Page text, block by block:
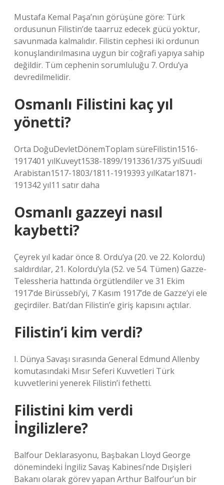
Mustafa Kemal Paşa’nın görüşüne göre: Türk
ordusunun Filistin’de taarruz edecek gücü yoktur,
savunmada kalmalıdır. Filistin cephesi iki ordunun
konuşlandırılmasına uygun bir coğrafi yapıya sahip
değildir. Tüm cephenin sorumluluğu 7. Ordu’ya
devredilmelidir.
Osmanlı Filistini kaç yıl
yönetti?
Orta DoğuDevletDönemToplam süreFilistin1516-
1917401 yılKuveyt1538-1899/1913361/375 yılSuudi
Arabistan1517-1803/1811-1919393 yılKatar1871-
191342 yıl11 satır daha
Osmanlı gazzeyi nasıl
kaybetti?
Çeyrek yıl kadar önce 8. Ordu’ya (20. ve 22. Kolordu)
saldırdılar, 21. Kolordu’yla (52. ve 54. Tümen) Gazze-
Telessheria hattında örgütlendiler ve 31 Ekim
1917’de Birüssebi’yi, 7 Kasım 1917’de de Gazze’yi ele
geçirdiler. Batı’dan Filistin’e giriş kapısını açtılar.
Filistin’i kim verdi?
I. Dünya Savaşı sırasında General Edmund Allenby
komutasındaki Mısır Seferi Kuvvetleri Türk
kuvvetlerini yenerek Filistin’i fethetti.
Filistini kim verdi
İngilizlere?
Balfour Deklarasyonu, Başbakan Lloyd George
dönemindeki İngiliz Savaş Kabinesi’nde Dışişleri
Bakanı olarak görev yapan Arthur Balfour’un bir